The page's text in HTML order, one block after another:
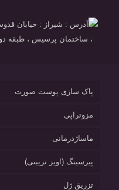
، ساختمان پرسیس ، طبقه دوم ، واحد ۴
پاک سازی پوست صورت
مزوتراپی
ماساژدرمانی
پیرسینگ (اویز تزیینی)
تزریق ژل